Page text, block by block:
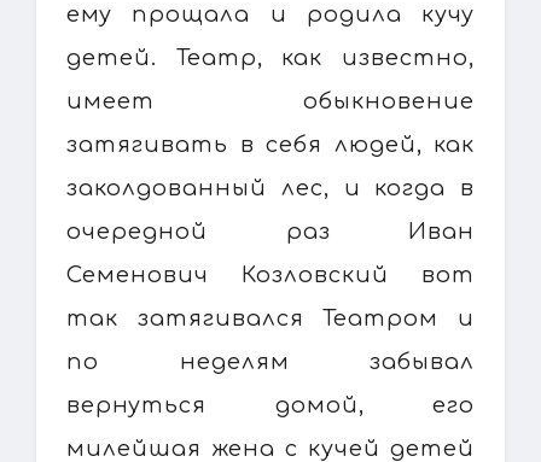
ему прощала и родила кучу
детей. Театр, как известно,
имеет обыкновение
затягивать в себя людей, как
заколдованный лес, и когда в
очередной раз Иван
Семенович Козловский вот
так затягивался Театром и
по неделям забывал
вернуться домой, его
милейшая жена с кучей детей